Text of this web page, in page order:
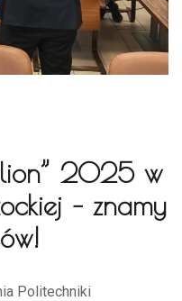
2025 w
– znamy
Politechniki